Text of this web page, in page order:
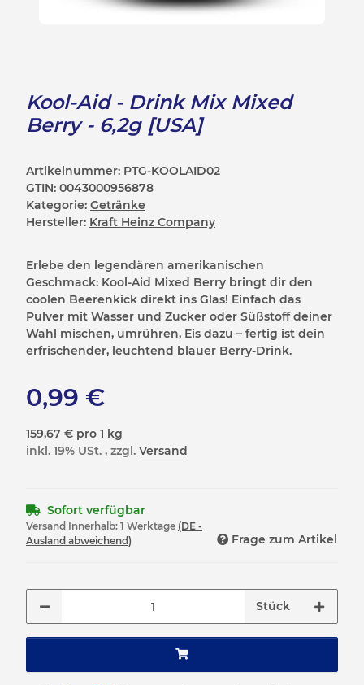
Kool-Aid - Drink Mix Mixed
Berry - 6,2g [USA]
Artikelnummer: PTG-KOOLAID02
GTIN: 0043000956878
Kategorie: Getränke
Hersteller: Kraft Heinz Company
Erlebe den legendären amerikanischen
Geschmack: Kool-Aid Mixed Berry bringt dir den
coolen Beerenkick direkt ins Glas! Einfach das
Pulver mit Wasser und Zucker oder Süßstoff deiner
Wahl mischen, umrühren, Eis dazu – fertig ist dein
erfrischender, leuchtend blauer Berry-Drink.
0,99 €
159,67 € pro 1 kg
inkl. 19% USt. , zzgl. Versand
Sofort verfügbar
Versand Innerhalb: 1 Werktage (DE -
Ausland abweichend)
Frage zum Artikel
Stück